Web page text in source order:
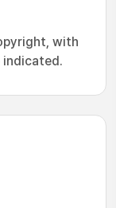
with
indicated.